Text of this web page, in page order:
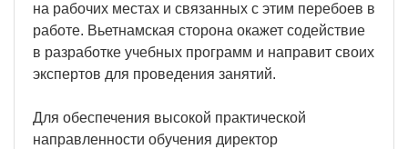
на рабочих местах и связанных с этим перебоев в
работе. Вьетнамская сторона окажет содействие
в разработке учебных программ и направит своих
экспертов для проведения занятий.
Для обеспечения высокой практической
направленности обучения директор